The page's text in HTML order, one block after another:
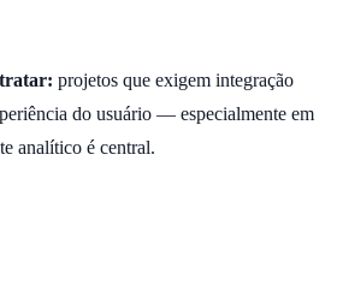
projetos que exigem integração
do usuário — especialmente em
analítico é central.